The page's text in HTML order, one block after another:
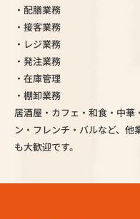
・配膳業務
・接客業務
・レジ業務
・発注業務
・在庫管理
・棚卸業務
居酒屋・カフェ・和食・中華
ン・フレンチ・バルなど、他
も大歓迎です。